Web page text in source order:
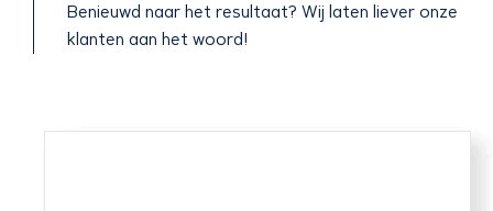
Benieuwd naar het resultaat? Wij laten liever onze
klanten aan het woord!